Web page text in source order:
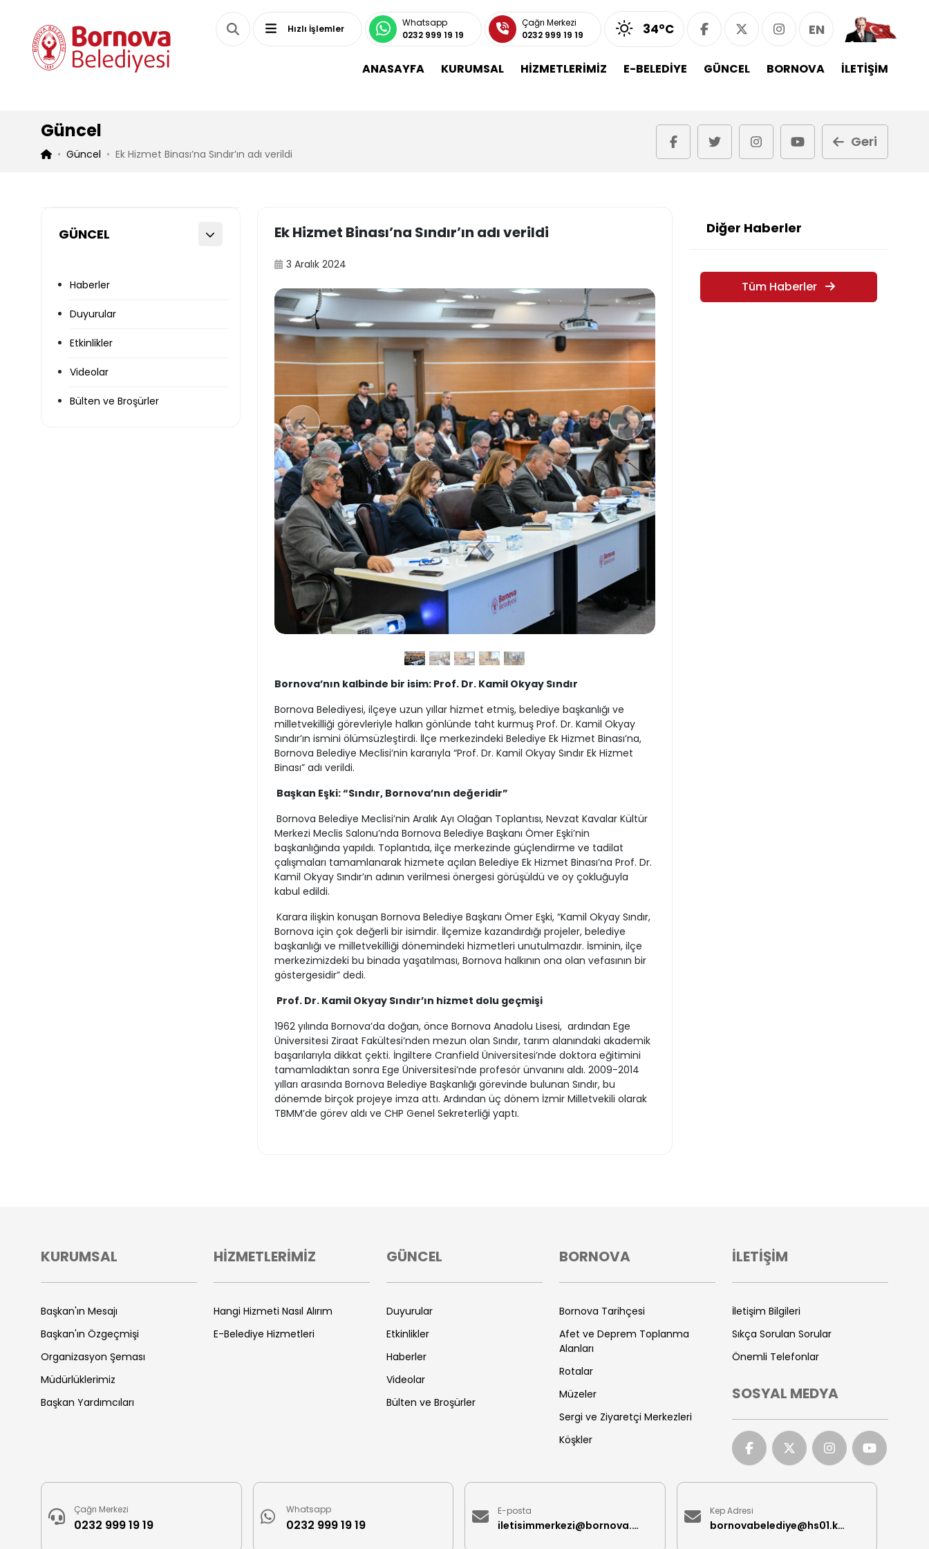
Hızlı İşlemler
Whatsapp
0232 999 19 19
Çağrı Merkezi
0232 999 19 19
34°C EN
ANASAYFA KURUMSAL HİZMETLERİMİZ E-BELEDİYE GÜNCEL BORNOVA İLETİŞİM
Güncel
Güncel Ek Hizmet Binası’na Sındır’ın adı verildi
Geri
GÜNCEL
Haberler
Duyurular
Etkinlikler
Videolar
Bülten ve Broşürler
Ek Hizmet Binası’na Sındır’ın adı verildi
3 Aralık 2024
Bornova’nın kalbinde bir isim: Prof. Dr. Kamil Okyay Sındır
Bornova Belediyesi, ilçeye uzun yıllar hizmet etmiş, belediye başkanlığı ve
milletvekilliği görevleriyle halkın gönlünde taht kurmuş Prof. Dr. Kamil Okyay
Sındır’ın ismini ölümsüzleştirdi. İlçe merkezindeki Belediye Ek Hizmet Binası’na,
Bornova Belediye Meclisi’nin kararıyla “Prof. Dr. Kamil Okyay Sındır Ek Hizmet
Binası” adı verildi.
Başkan Eşki: “Sındır, Bornova’nın değeridir”
Bornova Belediye Meclisi’nin Aralık Ayı Olağan Toplantısı, Nevzat Kavalar Kültür
Merkezi Meclis Salonu’nda Bornova Belediye Başkanı Ömer Eşki’nin
başkanlığında yapıldı. Toplantıda, ilçe merkezinde güçlendirme ve tadilat
çalışmaları tamamlanarak hizmete açılan Belediye Ek Hizmet Binası’na Prof. Dr.
Kamil Okyay Sındır’ın adının verilmesi önergesi görüşüldü ve oy çokluğuyla
kabul edildi.
Karara ilişkin konuşan Bornova Belediye Başkanı Ömer Eşki, “Kamil Okyay Sındır,
Bornova için çok değerli bir isimdir. İlçemize kazandırdığı projeler, belediye
başkanlığı ve milletvekilliği dönemindeki hizmetleri unutulmazdır. İsminin, ilçe
merkezimizdeki bu binada yaşatılması, Bornova halkının ona olan vefasının bir
göstergesidir” dedi.
Prof. Dr. Kamil Okyay Sındır’ın hizmet dolu geçmişi
1962 yılında Bornova’da doğan, önce Bornova Anadolu Lisesi, ardından Ege
Üniversitesi Ziraat Fakültesi’nden mezun olan Sındır, tarım alanındaki akademik
başarılarıyla dikkat çekti. İngiltere Cranfield Üniversitesi’nde doktora eğitimini
tamamladıktan sonra Ege Üniversitesi’nde profesör ünvanını aldı. 2009-2014
yılları arasında Bornova Belediye Başkanlığı görevinde bulunan Sındır, bu
dönemde birçok projeye imza attı. Ardından üç dönem İzmir Milletvekili olarak
TBMM’de görev aldı ve CHP Genel Sekreterliği yaptı.
Diğer Haberler
Tüm Haberler
KURUMSAL
Başkan'ın Mesajı
Başkan'ın Özgeçmişi
Organizasyon Şeması
Müdürlüklerimiz
Başkan Yardımcıları
HİZMETLERİMİZ
Hangi Hizmeti Nasıl Alırım
E-Belediye Hizmetleri
GÜNCEL
Duyurular
Etkinlikler
Haberler
Videolar
Bülten ve Broşürler
BORNOVA
Bornova Tarihçesi
Afet ve Deprem Toplanma
Alanları
Rotalar
Müzeler
Sergi ve Ziyaretçi Merkezleri
Köşkler
İLETİŞİM
İletişim Bilgileri
Sıkça Sorulan Sorular
Önemli Telefonlar
SOSYAL MEDYA
Çağrı Merkezi
0232 999 19 19
Whatsapp
0232 999 19 19
E-posta
iletisimmerkezi@bornova.bel.tr
Kep Adresi
bornovabelediye@hs01.kep.tr